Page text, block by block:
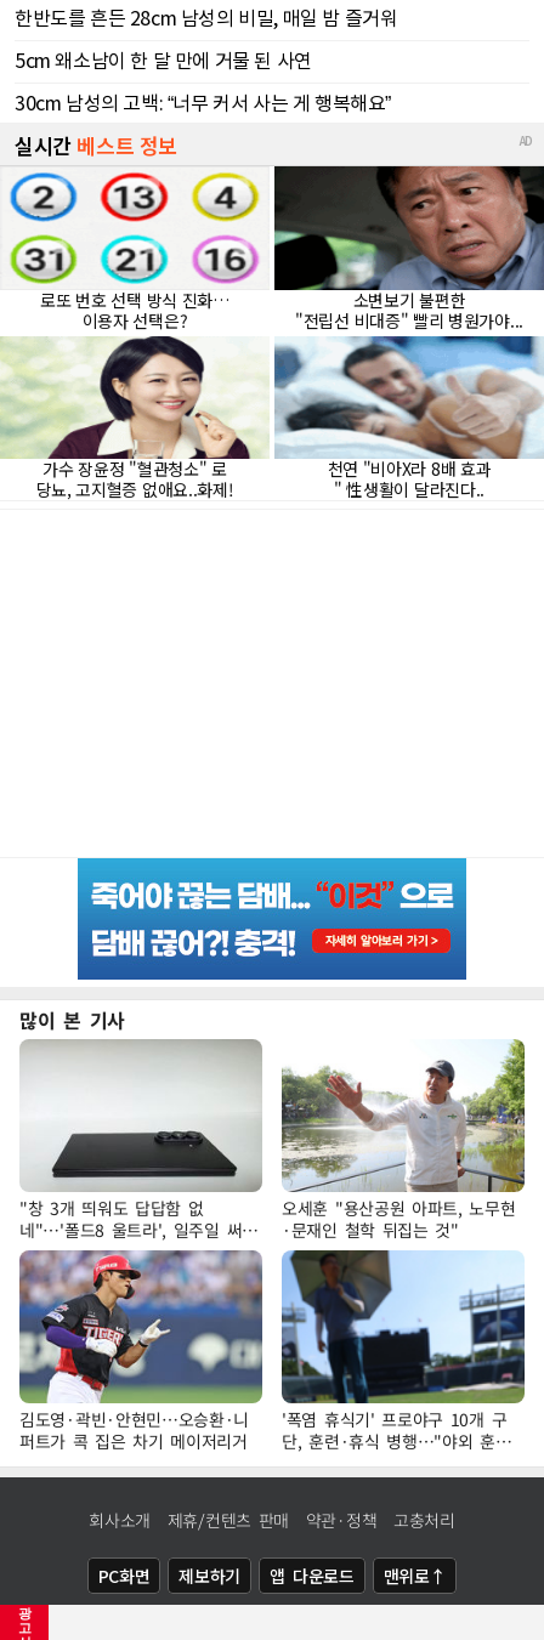
광
고
많이 본 기사
"창 3개 띄워도 답답함 없
네"…'폴드8 울트라', 일주일 써보
니
오세훈 "용산공원 아파트, 노무현
·문재인 철학 뒤집는 것"
김도영·곽빈·안현민…오승환·니
퍼트가 콕 집은 차기 메이저리거
'폭염 휴식기' 프로야구 10개 구
단, 훈련·휴식 병행…"야외 훈련
해도 안전 최우선"
회사소개 제휴/컨텐츠 판매 약관·정책 고충처리
PC화면 제보하기 앱 다운로드 맨위로↑